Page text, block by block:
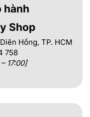
hành
Shop
Hồng, TP. HCM
758
17:00]